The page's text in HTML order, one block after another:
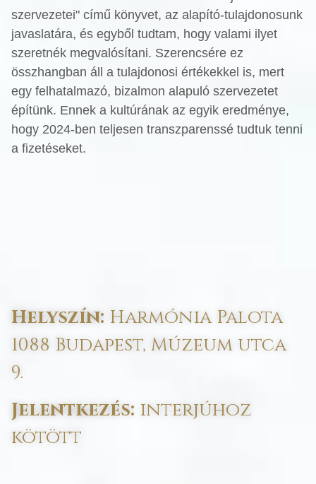
szervezetei" című könyvet, az alapító-tulajdonosunk
javaslatára, és egyből tudtam, hogy valami ilyet
szeretnék megvalósítani. Szerencsére ez
összhangban áll a tulajdonosi értékekkel is, mert
egy felhatalmazó, bizalmon alapuló szervezetet
építünk. Ennek a kultúrának az egyik eredménye,
hogy 2024-ben teljesen transzparenssé tudtuk tenni
a fizetéseket.
Helyszín: Harmónia Palota
1088 Budapest, Múzeum utca
9.
Jelentkezés: interjúhoz
kötött